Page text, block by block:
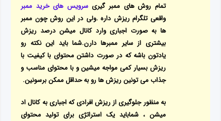
تمام روش های ممبر گیریسرویس های خرید ممبر
واقعی تلگرام ریزش داره .ولی در این روش چون ممبر
ها به صورت اجباری وارد کانال میشن درصد ریزش
بیشتری از سایر ممبرها دارن.شما باید این نکته رو
یادتون باشه که در صورت داشتن محتوای با کیفیت با
ریزش بسیار کمی مواجه میشین و با محتوای مناسب و
جذاب می تونین ریزش ها رو به حداقل ممکن برسونین.
به منظور جلوگیری از ریزش افرادی که اجباری به کانال اد
میشن ، شماباید یک استراتژی برای تولید محتوای